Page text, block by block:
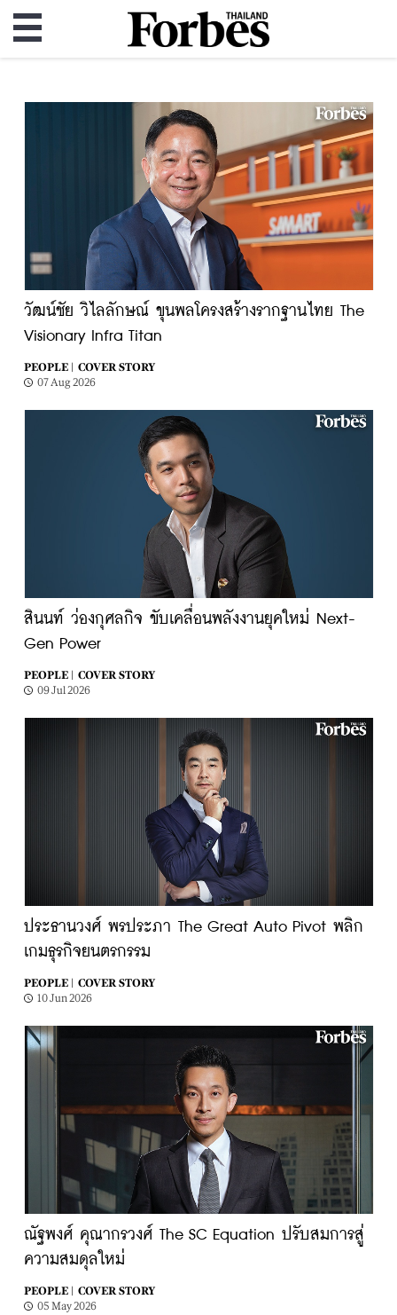
วัฒน์ชัย วิไลลักษณ์ ขุนพลโครงสร้างรากฐานไทย The
Visionary Infra Titan
PEOPLE |
COVER STORY
07 Aug 2026
สินนท์ ว่องกุศลกิจ ขับเคลื่อนพลังงานยุคใหม่ Next-
Gen Power
PEOPLE |
COVER STORY
09 Jul 2026
ประธานวงศ์ พรประภา The Great Auto Pivot พลิก
เกมธุรกิจยนตรกรรม
PEOPLE |
COVER STORY
10 Jun 2026
ณัฐพงศ์ คุณากรวงศ์ The SC Equation ปรับสมการสู่
ความสมดุลใหม่
PEOPLE |
COVER STORY
05 May 2026